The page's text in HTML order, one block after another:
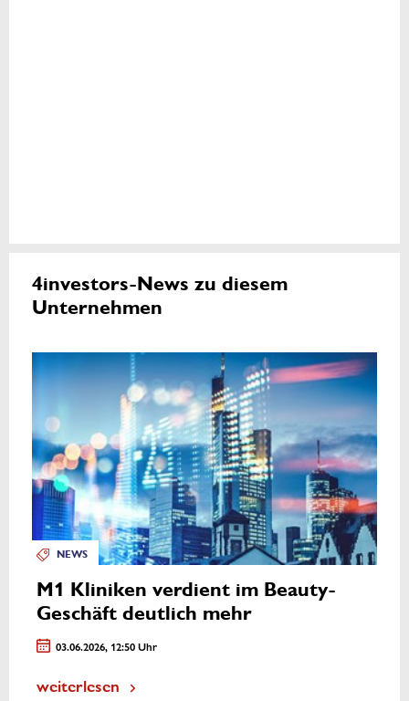
4investors-News zu diesem
Unternehmen
NEWS
M1 Kliniken verdient im Beauty-
Geschäft deutlich mehr
03.06.2026, 12:50 Uhr
weiterlesen